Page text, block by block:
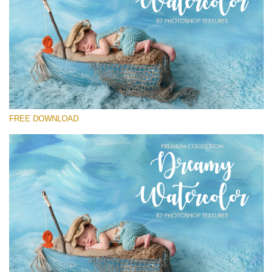
Por favor seleccione
Small 800*533px
Dreamy Watercolor
(85 Textures)
Large 6000*4000px
Entire Collection
(1783 Overlays)
FREE DOWNLOAD